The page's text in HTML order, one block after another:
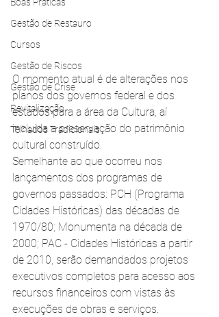
Gestão de Restauro
Cursos
Gestão de Riscos
Gestão de Crise
Revitalização
Telhados Tradicionais
O momento atual é de alterações nos
planos dos governos federal e dos
estados para a área da Cultura, aí
incluída a preservação do patrimônio
cultural construído.
Semelhante ao que ocorreu nos
lançamentos dos programas de
governos passados: PCH (Programa
Cidades Históricas) das décadas de
1970/80; Monumenta na década de
2000; PAC - Cidades Históricas a partir
de 2010, serão demandados projetos
executivos completos para acesso aos
recursos financeiros com vistas às
execuções de obras e serviços.